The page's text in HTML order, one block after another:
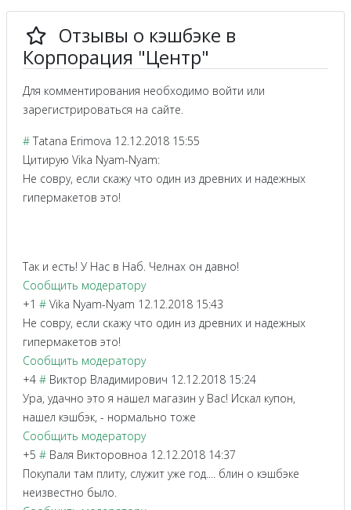
Отзывы о кэшбэке в
Корпорация "Центр"
Для комментирования необходимо войти или
зарегистрироваться на сайте.
# Tatana Erimova 12.12.2018 15:55
Цитирую Vika Nyam-Nyam:
Не совру, если скажу что один из древних и надежных
гипермакетов это!
Так и есть! У Нас в Наб. Челнах он давно!
Сообщить модератору
+1 # Vika Nyam-Nyam 12.12.2018 15:43
Не совру, если скажу что один из древних и надежных
гипермакетов это!
Сообщить модератору
+4 # Виктор Владимирович 12.12.2018 15:24
Ура, удачно это я нашел магазин у Вас! Искал купон,
нашел кэшбэк, - нормально тоже
Сообщить модератору
+5 # Валя Викторовноа 12.12.2018 14:37
Покупали там плиту, служит уже год.... блин о кэшбэке
неизвестно было.